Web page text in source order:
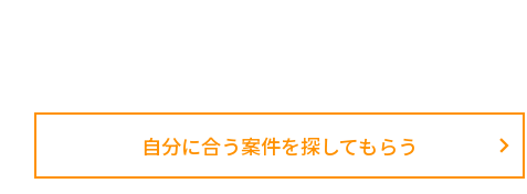
自分に合う案件を探してもらう​